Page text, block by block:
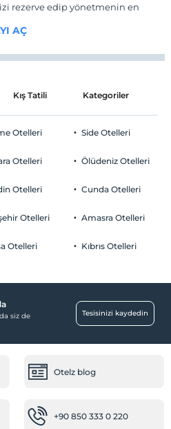
rezerve edip yönetmenin en
AÇ
Kış Tatili Kategoriler
Otelleri
Otelleri
Otelleri
Otelleri
Otelleri
Side Otelleri
Ölüdeniz Otelleri
Cunda Otelleri
Amasra Otelleri
Kıbrıs Otelleri
siz de
Tesisinizi kaydedin
Otelz blog
+90 850 333 0 220